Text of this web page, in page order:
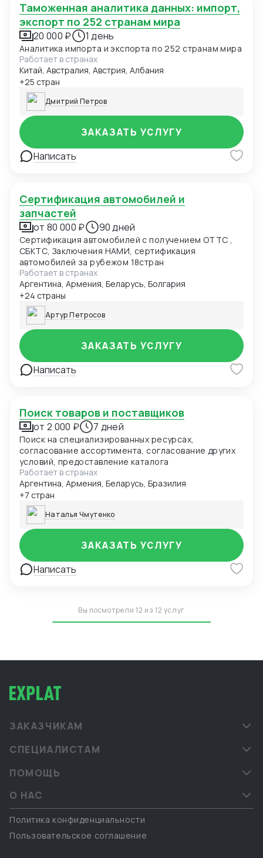
Таможенная аналитика данных: импорт,
экспорт по 252 странам мира
20 000 ₽ 1 день
Аналитика импорта и экспорта по 252 странам мира
Работает в странах
Китай, Австралия, Австрия, Албания
+25 стран
Дмитрий Петров
Написать
ЗАКАЗАТЬ УСЛУГУ
Сертификация автомобилей и
запчастей
от 80 000 ₽ 90 дней
Сертификация автомобилей с получением ОТТС ,
СБКТС, Заключения НАМИ, сертификация
автомобилей за рубежом 18стран
Работает в странах
Аргентина, Армения, Беларусь, Болгария
+24 страны
Артур Петросов
Написать
ЗАКАЗАТЬ УСЛУГУ
Поиск товаров и поставщиков
от 2 000 ₽ 7 дней
Поиск на специализированных ресурсах,
согласование ассортимента, согласование других
условий, предоставление каталога
Работает в странах
Аргентина, Армения, Беларусь, Бразилия
+7 стран
Наталья Чмутенко
Написать
ЗАКАЗАТЬ УСЛУГУ
Вы посмотрели 12 из 12 услуг
ЗАКАЗЧИКАМ
СПЕЦИАЛИСТАМ
ПОМОЩЬ
О НАС
Политика конфиденциальности
Пользовательское соглашение